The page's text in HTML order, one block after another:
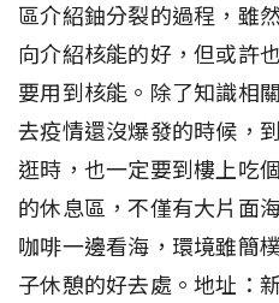
區介紹鈾分裂的過程，雖
向介紹核能的好，但或許
要用到核能。除了知識相
去疫情還沒爆發的時候，
逛時，也一定要到樓上吃
的休息區，不僅有大片面
咖啡一邊看海，環境雖簡
子休憩的好去處。地址：